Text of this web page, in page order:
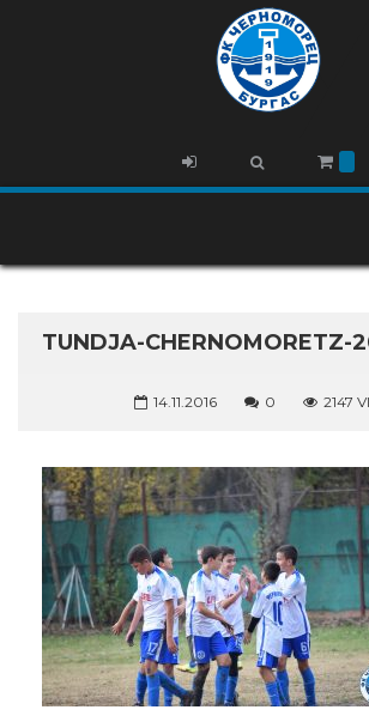
TUNDJA-CHERNOMORETZ-
14.11.2016 0 2147